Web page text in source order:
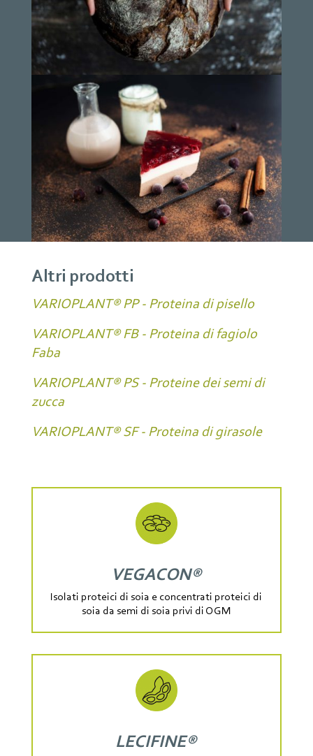
Altri prodotti
VARIOPLANT® PP - Proteina di pisello
VARIOPLANT® FB - Proteina di fagiolo
Faba
VARIOPLANT® PS - Proteine dei semi di
zucca
VARIOPLANT® SF - Proteina di girasole
VEGACON®
Isolati proteici di soia e concentrati proteici di
soia da semi di soia privi di OGM
LECIFINE®